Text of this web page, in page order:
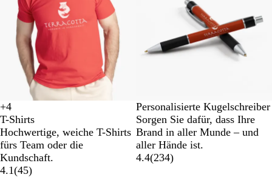
S
c
h
w
a
r
W
e
i
ß
O
r
a
n
g
e
K
ö
n
i
g
s
+4
T-Shirts
Hochwertige, weiche T-Shirts
fürs Team oder die
Kundschaft.
4.1(45)
Personalisierte Kugelschreiber
Sorgen Sie dafür, dass Ihre
Brand in aller Munde – und
aller Hände ist.
4.4(234)